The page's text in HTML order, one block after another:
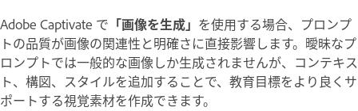
Adobe Captivate で 「画像を生成」 を使用する場合、プロンプ
トの品質が画像の関連性と明確さに直接影響します。曖昧なプ
ロンプトでは一般的な画像しか生成されませんが、コンテキス
ト、構図、スタイルを追加することで、教育目標をより良くサ
ポートする視覚素材を作成できます。